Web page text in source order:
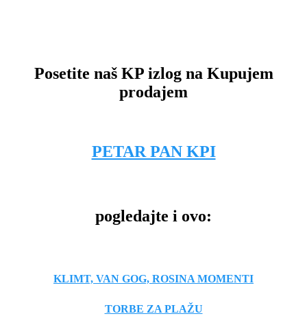
Posetite naš KP izlog na Kupujem
prodajem
PETAR PAN KPI
pogledajte i ovo:
KLIMT, VAN GOG, ROSINA MOMENTI
TORBE ZA PLAŽU